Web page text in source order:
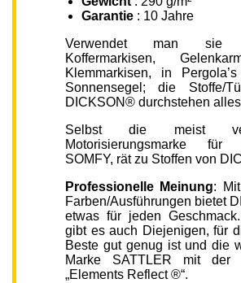
Garantie : 10 Jahre
Verwendet man
Koffermarkisen,
Klemmarkisen, in
Sonnensegel; die Stoffe/
DICKSON® durchstehen
Selbst die meist
Motorisierungsmarke für
SOMFY, rät zu Stoffen von
Professionelle Meinung:
Farben/Ausführungen bietet
etwas für jeden
gibt es auch Diejenigen, für
Beste gut genug ist und die
Marke SATTLER mit der
„Elements Reflect ®“.